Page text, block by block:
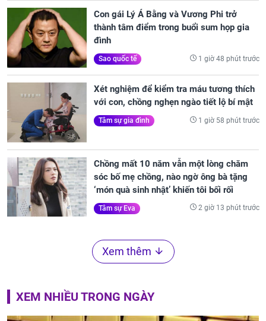
Con gái Lý Á Bằng và Vương Phi trở
thành tâm điểm trong buổi sum họp gia
đình
Sao quốc tế 1 giờ 48 phút trước
Xét nghiệm để kiểm tra máu tương thích
với con, chồng nghẹn ngào tiết lộ bí mật
Tâm sự gia đình 1 giờ 58 phút trước
Chồng mất 10 năm vẫn một lòng chăm
sóc bố mẹ chồng, nào ngờ ông bà tặng
‘món quà sinh nhật’ khiến tôi bối rối
Tâm sự Eva 2 giờ 13 phút trước
Xem thêm
XEM NHIỀU TRONG NGÀY